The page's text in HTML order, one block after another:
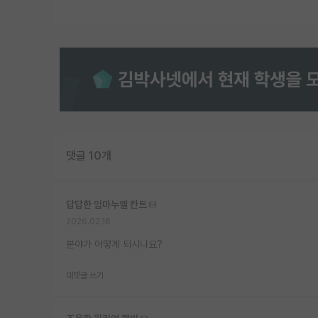
댓글 10개
답답한 임마누엘 칸트
분야가 어떻게 되시나요?
대댓글 쓰기